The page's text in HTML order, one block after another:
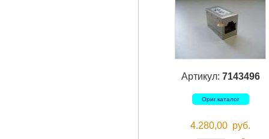
Артикул: 7143496
Ориг.каталог
4.280,00 руб.